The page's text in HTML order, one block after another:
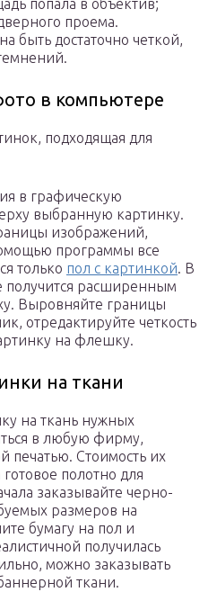
попала в объектив;
проема.
быть достаточно четкой,
в компьютере
подходящая для
в графическую
выбранную картинку.
изображений,
программы все
только пол с картинкой. В
получится расширенным
Выровняйте границы
отредактируйте четкость
на флешку.
на ткани
на ткань нужных
в любую фирму,
Стоимость их
полотно для
заказывайте черно-
размеров на
бумагу на пол и
получилась
можно заказывать
ткани.